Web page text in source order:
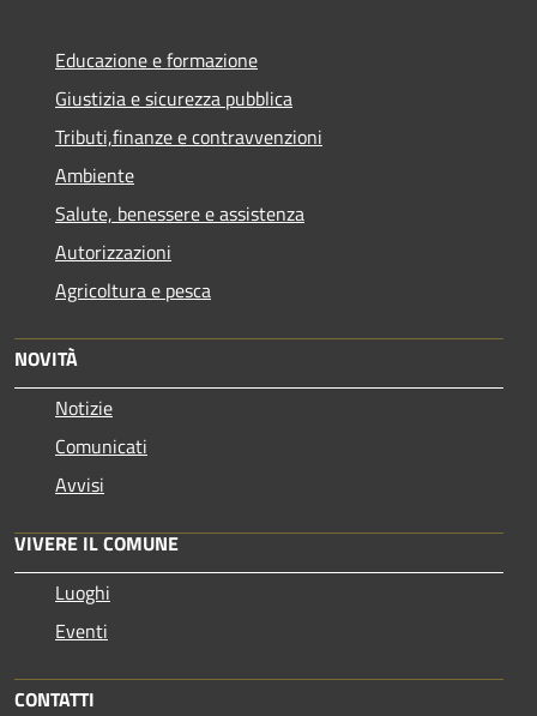
Educazione e formazione
Giustizia e sicurezza pubblica
Tributi,finanze e contravvenzioni
Ambiente
Salute, benessere e assistenza
Autorizzazioni
Agricoltura e pesca
NOVITÀ
Notizie
Comunicati
Avvisi
VIVERE IL COMUNE
Luoghi
Eventi
CONTATTI